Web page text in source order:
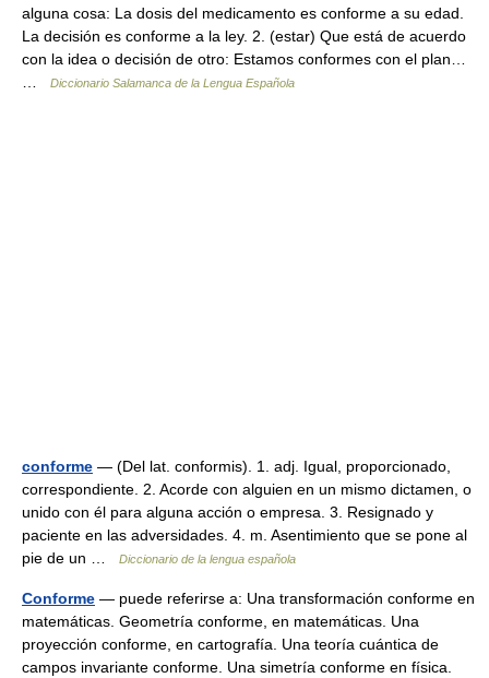
alguna cosa: La dosis del medicamento es conforme a su edad.
La decisión es conforme a la ley. 2. (estar) Que está de acuerdo
con la idea o decisión de otro: Estamos conformes con el plan…
Diccionario Salamanca de la Lengua Española
conforme — (Del lat. conformis). 1. adj. Igual, proporcionado,
correspondiente. 2. Acorde con alguien en un mismo dictamen, o
unido con él para alguna acción o empresa. 3. Resignado y
paciente en las adversidades. 4. m. Asentimiento que se pone al
pie de un …
Diccionario de la lengua española
Conforme — puede referirse a: Una transformación conforme en
matemáticas. Geometría conforme, en matemáticas. Una
proyección conforme, en cartografía. Una teoría cuántica de
campos invariante conforme. Una simetría conforme en física.